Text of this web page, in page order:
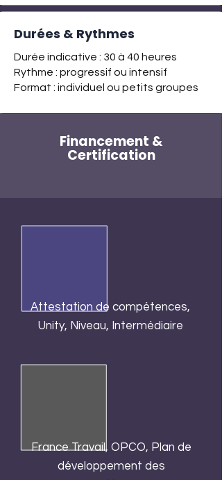
Durées & Rythmes
Durée indicative : 30 à 40 heures
Rythme : progressif ou intensif
Format : individuel ou petits groupes
Financement &
Certification
Attestation de compétences,
Unity, Niveau, Intermédiaire
France Travail, OPCO, Plan de
développement des